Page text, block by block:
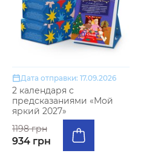
Дата отправки: 17.09.2026
2 календаря с
предсказаниями «Мой
яркий 2027»
1198 грн
934 грн